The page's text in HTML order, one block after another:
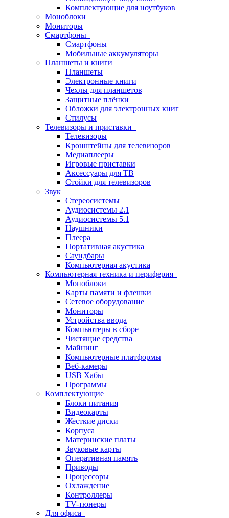
Комплектующие для ноутбуков
Моноблоки
Мониторы
Смартфоны
Смартфоны
Мобильные аккумуляторы
Планшеты и книги
Планшеты
Электронные книги
Чехлы для планшетов
Защитные плёнки
Обложки для электронных книг
Стилусы
Телевизоры и приставки
Телевизоры
Кронштейны для телевизоров
Медиаплееры
Игровые приставки
Аксессуары для ТВ
Стойки для телевизоров
Звук
Стереосистемы
Аудиосистемы 2.1
Аудиосистемы 5.1
Наушники
Плеера
Портативная акустика
Саундбары
Компьютерная акустика
Компьютерная техника и периферия
Моноблоки
Карты памяти и флешки
Сетевое оборудование
Мониторы
Устройства ввода
Компьютеры в сборе
Чистящие средства
Майнинг
Компьютерные платформы
Веб-камеры
USB Хабы
Программы
Комплектующие
Блоки питания
Видеокарты
Жесткие диски
Корпуса
Материнские платы
Звуковые карты
Оперативная память
Приводы
Процессоры
Охлаждение
Контроллеры
TV-тюнеры
Для офиса